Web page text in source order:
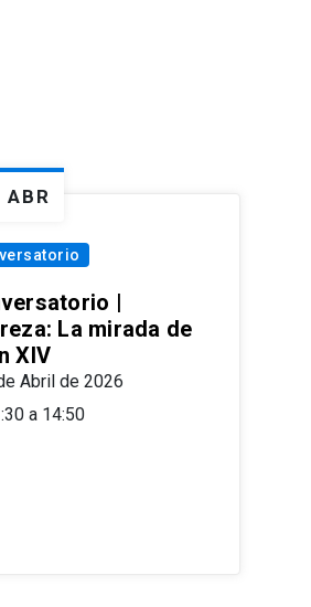
ABR
|
La mirada de
XIV
Abril de 2026
a 14:50